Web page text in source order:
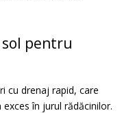
pentru
cu drenaj rapid, care
în jurul rădăcinilor.